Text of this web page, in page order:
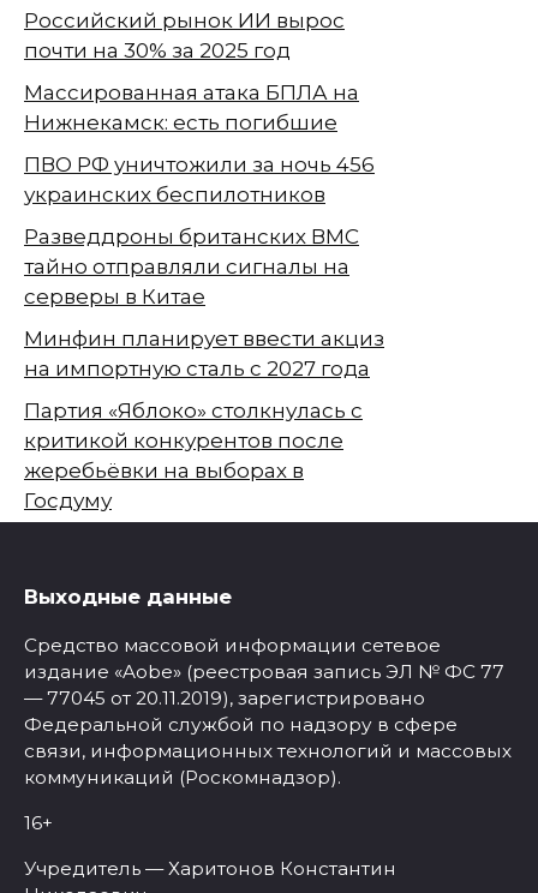
Российский рынок ИИ вырос
почти на 30% за 2025 год
Массированная атака БПЛА на
Нижнекамск: есть погибшие
ПВО РФ уничтожили за ночь 456
украинских беспилотников
Разведдроны британских ВМС
тайно отправляли сигналы на
серверы в Китае
Минфин планирует ввести акциз
на импортную сталь с 2027 года
Партия «Яблоко» столкнулась с
критикой конкурентов после
жеребьёвки на выборах в
Госдуму
Выходные данные
Средство массовой информации сетевое
издание «Aobe» (реестровая запись ЭЛ № ФС 77
— 77045 от 20.11.2019), зарегистрировано
Федеральной службой по надзору в сфере
связи, информационных технологий и массовых
коммуникаций (Роскомнадзор).
16+
Учредитель — Харитонов Константин